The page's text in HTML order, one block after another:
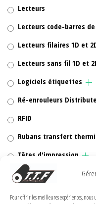
Pour offrir les meilleures expériences, nous
Lecteurs
Lecteurs code-barres
Lecteurs filaires 1D et
Lecteurs sans fil 1D et
Logiciels étiquettes
Ré-enrouleurs
RFID
Rubans transfert
Têtes d'impression